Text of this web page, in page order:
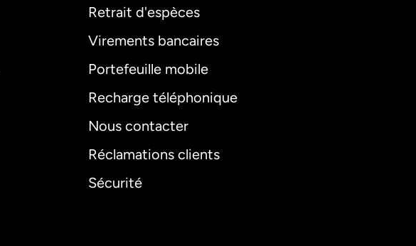
Retrait d'espèces
Virements bancaires
Portefeuille mobile
Recharge téléphonique
Nous contacter
Réclamations clients
Sécurité